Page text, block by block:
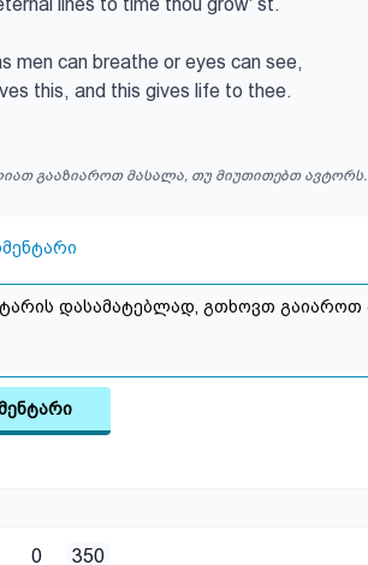
men can breathe or eyes can see,
this, and this gives life to thee.
გააზიაროთ მასალა, თუ მიუთითებთ ავტორს.
0 350